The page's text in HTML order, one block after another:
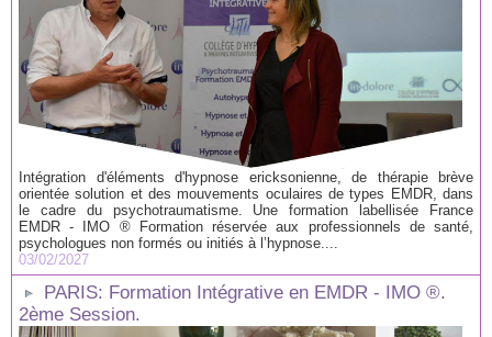
Intégration d'éléments d'hypnose ericksonienne, de thérapie brève
orientée solution et des mouvements oculaires de types EMDR, dans
le cadre du psychotraumatisme. Une formation labellisée France
EMDR - IMO ® Formation réservée aux professionnels de santé,
psychologues non formés ou initiés à l’hypnose....
03/02/2027
PARIS: Formation Intégrative en EMDR - IMO ®.
2ème Session.